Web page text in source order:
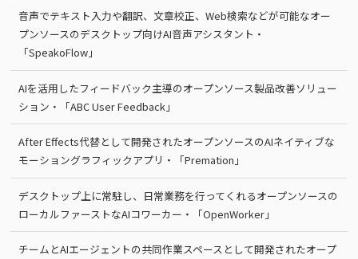
音声でテキスト入力や翻訳、文章校正、Web検索などが可能なオー
プンソースのデスクトップ向けAI音声アシスタント・
「SpeakoFlow」
AIを活用したフィードバック主導のオープンソース製品改善ソリュー
ション・「ABC User Feedback」
After Effects代替として開発されたオープンソースのAIネイティブな
モーショングラフィックアプリ・「Premation」
デスクトップ上に常駐し、日常業務を行ってくれるオープンソースの
ローカルファーストなAIコワーカー・「OpenWorker」
チームとAIエージェントの共同作業スペースとして開発されたオープ